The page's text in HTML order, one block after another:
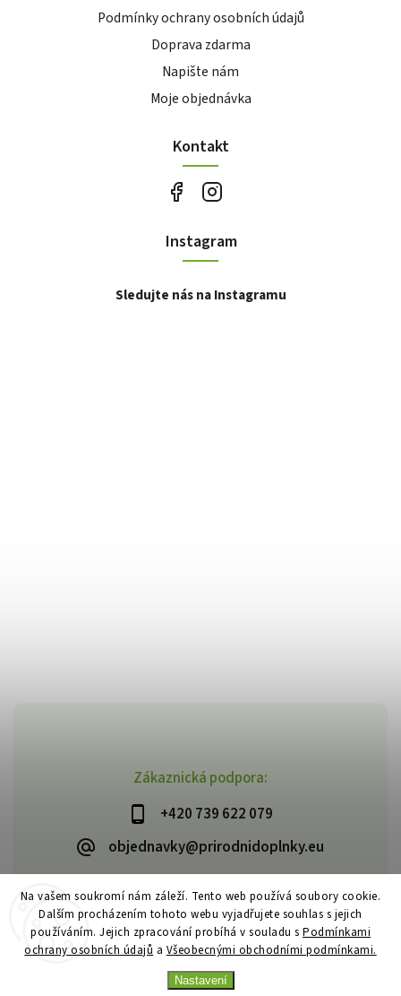
Na vašem soukromí nám záleží. Tento web používá soubory cookie.
Dalším procházením tohoto webu vyjadřujete souhlas s jejich
používáním. Jejich zpracování probíhá v souladu s Podmínkami
ochrany osobních údajů a Všeobecnými obchodními podmínkami.
Nastavení
Zákaznická podpora:
+420 739 622 079
objednavky@prirodnidoplnky.eu
Podmínky ochrany osobních údajů
Doprava zdarma
Napište nám
Moje objednávka
Kontakt
Instagram
Sledujte nás na Instagramu
Copyright 2026VIA NATURAE. Všechna práva vyhrazena.
Upravit nastavení cookies
VytvořilShoptet| Design